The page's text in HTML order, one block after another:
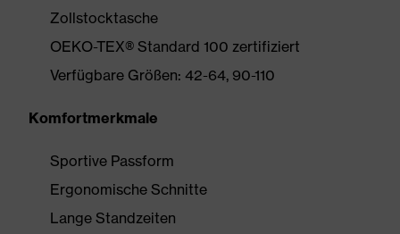
Zollstocktasche
OEKO-TEX® Standard 100 zertifiziert
Verfügbare Größen: 42-64, 90-110
Komfortmerkmale
Sportive Passform
Ergonomische Schnitte
Lange Standzeiten